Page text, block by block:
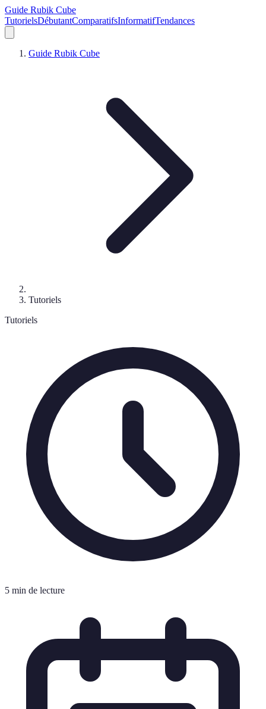
Guide Rubik Cube
TutorielsDébutantComparatifsInformatifTendances
Guide Rubik Cube
Tutoriels
Tutoriels
5 min de lecture